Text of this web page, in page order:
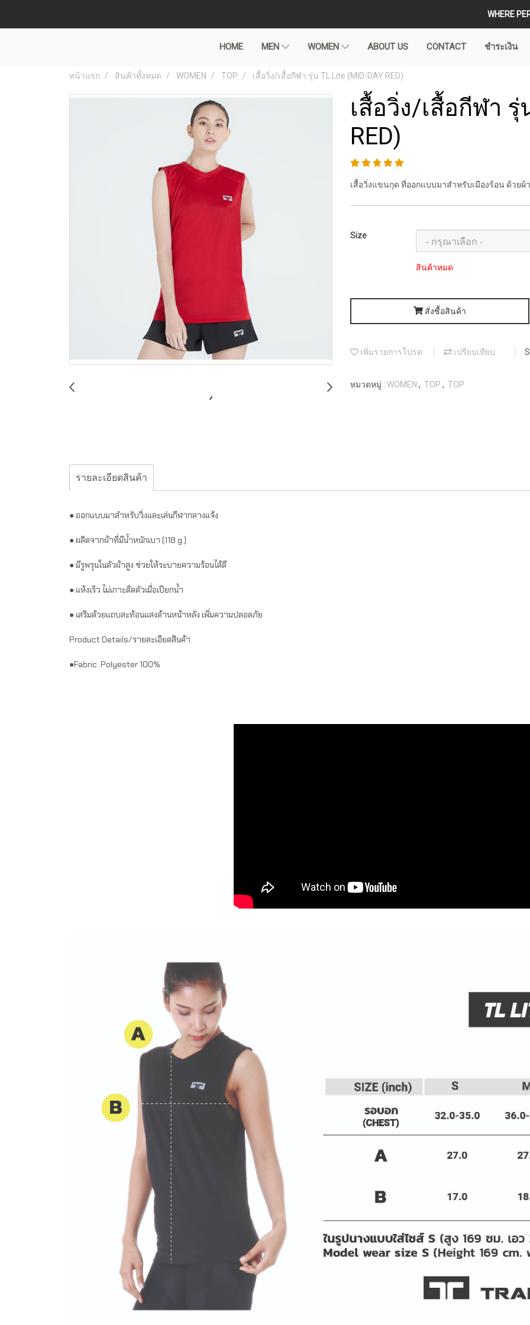
WHERE
HOME MEN WOMEN ABOUT US CONTACT ชำระเงิน
หน้าแรก สินค้าทั้งหมด WOMEN TOP เสื้อวิ่ง/เสื้อกีฬา รุ่น TL Lite (MID-DAY RED)
เสื้อวิ่ง/เสื้อกีฬา รุ่
RED)
เสื้อวิ่งแขนกุด ที่ออกแบบมาสำหรับเมืองร้อน ด้วยผ้
Size
สินค้าหมด
สั่งซื้อสินค้า
เพิ่มรายการโปรด เปรียบเทียบ
หมวดหมู่ : WOMEN , TOP , TOP
รายละเอียดสินค้า
● ออกแบบมาสำหรับวิ่งและเล่นกีฬากลางแจ้ง
● ผลิตจากผ้าที่มีน้ำหนักเบา (118 g.)
● มีรูพรุนในตัวผ้าสูง ช่วยให้ระบายความร้อนได้ดี
● แห้งเร็ว ไม่เกาะติดตัวเมื่อเปียกน้ำ
● เสริมด้วยแถบสะท้อนแสงด้านหน้าหลัง เพิ่มความปลอดภัย
Product Details/รายละเอียดสินค้า
●Fabric: Polyester 100%